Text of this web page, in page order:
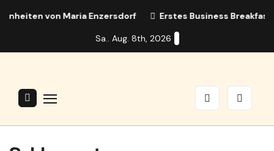
von Maria Enzersdorf Erstes Business Breakfast
Sa.. Aug. 8th, 2026